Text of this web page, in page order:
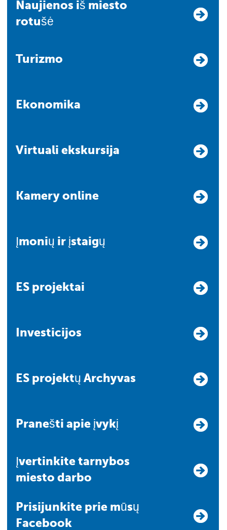
Naujienos iš miesto
rotušė
Turizmo
Ekonomika
Virtuali ekskursija
Kamery online
Įmonių ir įstaigų
ES projektai
Investicijos
ES projektų Archyvas
Pranešti apie įvykį
Įvertinkite tarnybos
miesto darbo
Prisijunkite prie mūsų
Facebook